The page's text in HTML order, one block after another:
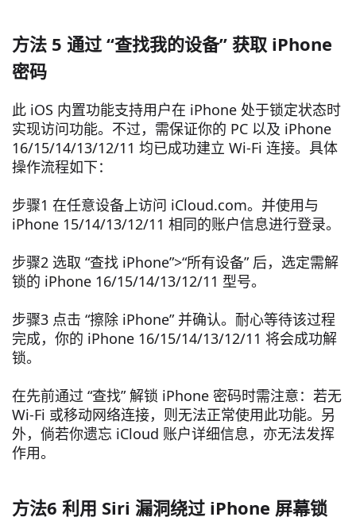
方法 5 通过 “查找我的设备” 获取 iPhone
密码
此 iOS 内置功能支持用户在 iPhone 处于锁定状态时
实现访问功能。不过，需保证你的 PC 以及 iPhone
16/15/14/13/12/11 均已成功建立 Wi-Fi 连接。具体
操作流程如下：
步骤1 在任意设备上访问 iCloud.com。并使用与
iPhone 15/14/13/12/11 相同的账户信息进行登录。
步骤2 选取 “查找 iPhone”>“所有设备” 后，选定需解
锁的 iPhone 16/15/14/13/12/11 型号。
步骤3 点击 “擦除 iPhone” 并确认。耐心等待该过程
完成，你的 iPhone 16/15/14/13/12/11 将会成功解
锁。
在先前通过 “查找” 解锁 iPhone 密码时需注意：若无
Wi-Fi 或移动网络连接，则无法正常使用此功能。另
外，倘若你遗忘 iCloud 账户详细信息，亦无法发挥
作用。
方法6 利用 Siri 漏洞绕过 iPhone 屏幕锁